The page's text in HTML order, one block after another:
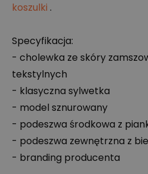
koszulki .
Specyfikacja:
- cholewka ze skóry
tekstylnych
- klasyczna sylwetka
- model sznurowany
- podeszwa środkowa z
- podeszwa zewnętrzna z
- branding producenta